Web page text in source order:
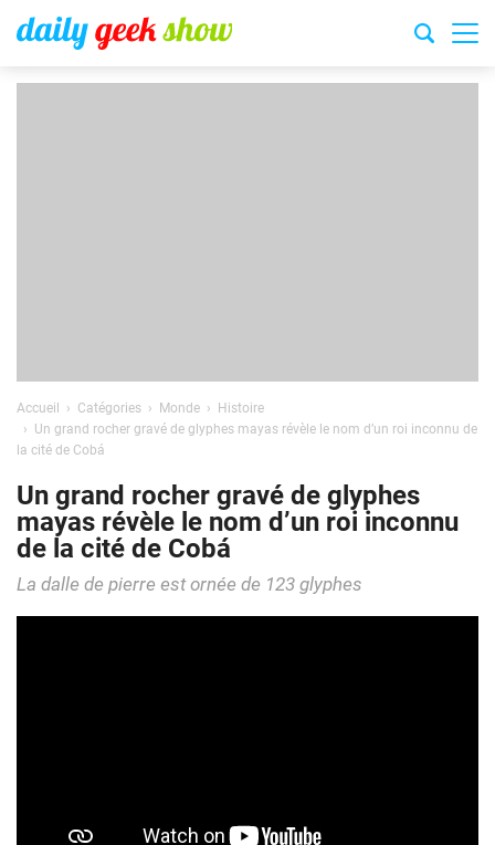
Accueil Catégories Monde
Histoire
Un grand rocher gravé de glyphes mayas révèle le nom d’un roi inconnu de
la cité de Cobá
Un grand rocher gravé de glyphes
mayas révèle le nom d’un roi inconnu
de la cité de Cobá
La dalle de pierre est ornée de 123 glyphes